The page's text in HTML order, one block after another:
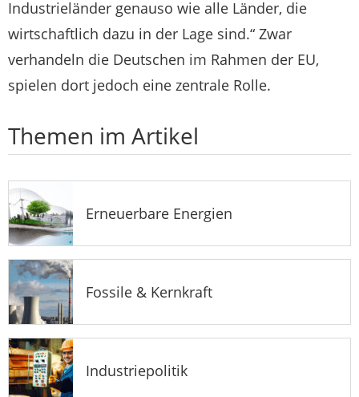
Industrieländer genauso wie alle Länder, die
wirtschaftlich dazu in der Lage sind.“ Zwar
verhandeln die Deutschen im Rahmen der EU,
spielen dort jedoch eine zentrale Rolle.
Themen im Artikel
Erneuerbare Energien
Fossile & Kernkraft
Industriepolitik